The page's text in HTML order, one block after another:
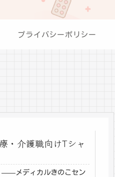
プライバシーポリシー
・介護職向けTシャ
——メディカルきのこセン